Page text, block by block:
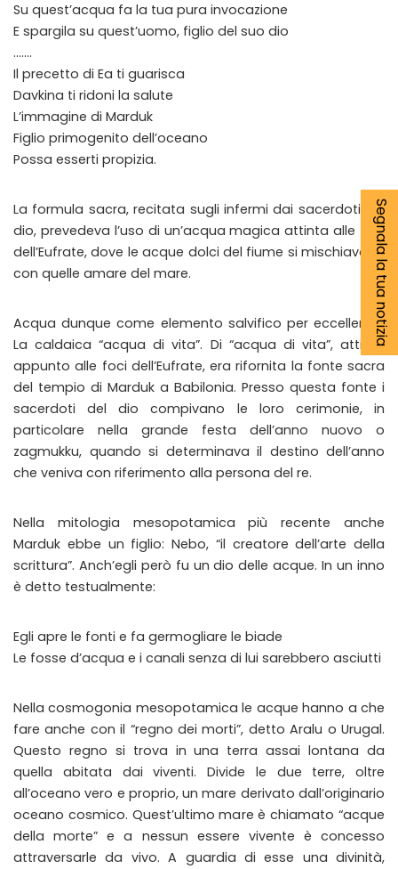
Su quest’acqua fa la tua pura invocazione
E spargila su quest’uomo, figlio del suo dio
…….
Il precetto di Ea ti guarisca
Davkina ti ridoni la salute
L’immagine di Marduk
Figlio primogenito dell’oceano
Possa esserti propizia.
La formula sacra, recitata sugli infermi dai sacerdoti del
dio, prevedeva l’uso di un’acqua magica attinta alle foci
dell’Eufrate, dove le acque dolci del fiume si mischiavano
con quelle amare del mare.
Acqua dunque come elemento salvifico per eccellenza.
La caldaica “acqua di vita”. Di “acqua di vita”, attinta
appunto alle foci dell’Eufrate, era rifornita la fonte sacra
del tempio di Marduk a Babilonia. Presso questa fonte i
sacerdoti del dio compivano le loro cerimonie, in
particolare nella grande festa dell’anno nuovo o
zagmukku, quando si determinava il destino dell’anno
che veniva con riferimento alla persona del re.
Nella mitologia mesopotamica più recente anche
Marduk ebbe un figlio: Nebo, “il creatore dell’arte della
scrittura”. Anch’egli però fu un dio delle acque. In un inno
è detto testualmente:
Egli apre le fonti e fa germogliare le biade
Le fosse d’acqua e i canali senza di lui sarebbero asciutti
Nella cosmogonia mesopotamica le acque hanno a che
fare anche con il “regno dei morti”, detto Aralu o Urugal.
Questo regno si trova in una terra assai lontana da
quella abitata dai viventi. Divide le due terre, oltre
all’oceano vero e proprio, un mare derivato dall’originario
oceano cosmico. Quest’ultimo mare è chiamato “acque
della morte” e a nessun essere vivente è concesso
attraversarle da vivo. A guardia di esse una divinità,
Segnala la tua notizia